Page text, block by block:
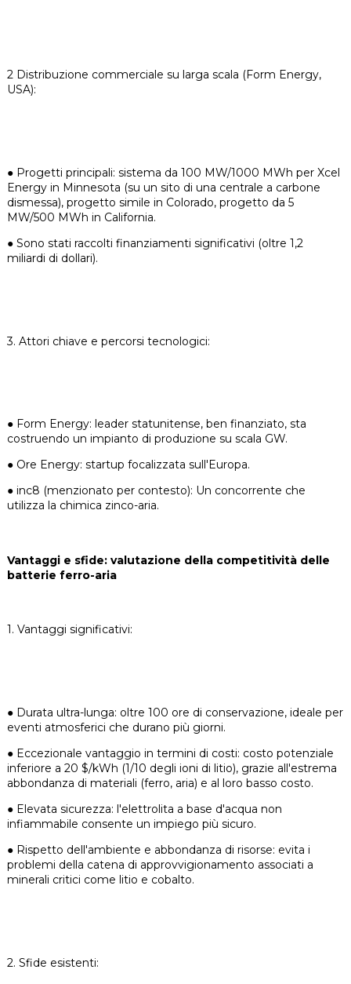
2 Distribuzione commerciale su larga scala (Form Energy,
USA):
● Progetti principali: sistema da 100 MW/1000 MWh per Xcel
Energy in Minnesota (su un sito di una centrale a carbone
dismessa), progetto simile in Colorado, progetto da 5
MW/500 MWh in California.
● Sono stati raccolti finanziamenti significativi (oltre 1,2
miliardi di dollari).
3. Attori chiave e percorsi tecnologici:
● Form Energy: leader statunitense, ben finanziato, sta
costruendo un impianto di produzione su scala GW.
● Ore Energy: startup focalizzata sull'Europa.
● inc8 (menzionato per contesto): Un concorrente che
utilizza la chimica zinco-aria.
Vantaggi e sfide: valutazione della competitività delle
batterie ferro-aria
1. Vantaggi significativi:
● Durata ultra-lunga: oltre 100 ore di conservazione, ideale per
eventi atmosferici che durano più giorni.
● Eccezionale vantaggio in termini di costi: costo potenziale
inferiore a 20 $/kWh (1/10 degli ioni di litio), grazie all'estrema
abbondanza di materiali (ferro, aria) e al loro basso costo.
● Elevata sicurezza: l'elettrolita a base d'acqua non
infiammabile consente un impiego più sicuro.
● Rispetto dell'ambiente e abbondanza di risorse: evita i
problemi della catena di approvvigionamento associati a
minerali critici come litio e cobalto.
2. Sfide esistenti: